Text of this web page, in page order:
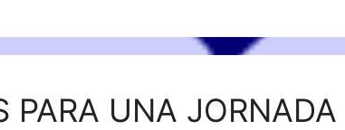
PARA UNA JORNADA